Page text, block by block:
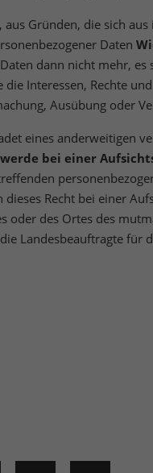
Gründen, die sich
Daten
dann nicht mehr,
Interessen, Rechte
Ausübung oder
eines anderweitigen
bei einer
dieses Recht bei einer
oder des Ortes des
Landesbeauftragte für